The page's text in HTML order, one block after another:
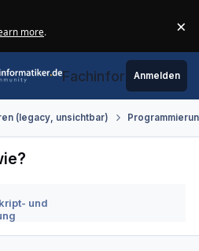
more. ×
Fachinformatiker.de
Anmelden
(legacy, unsichtbar)
und